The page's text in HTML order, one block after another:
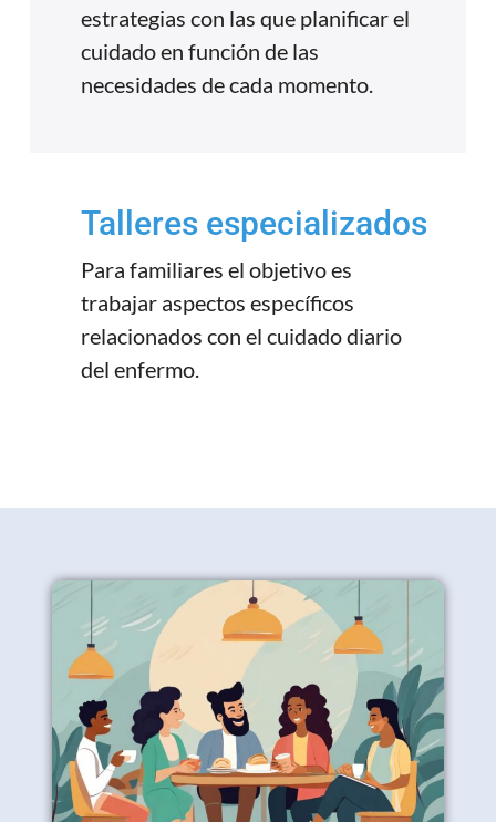
estrategias con las que planificar el
cuidado en función de las
necesidades de cada momento.
Talleres especializados
Para familiares el objetivo es
trabajar aspectos específicos
relacionados con el cuidado diario
del enfermo.